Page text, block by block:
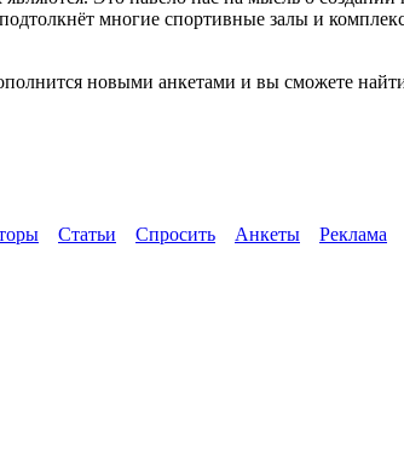
многие спортивные залы и
новыми анкетами и вы сможете
Статьи Спросить Анкеты Реклама